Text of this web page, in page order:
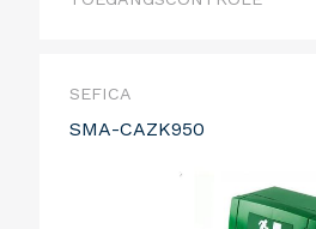
SEFICA
SMA-CAZK950